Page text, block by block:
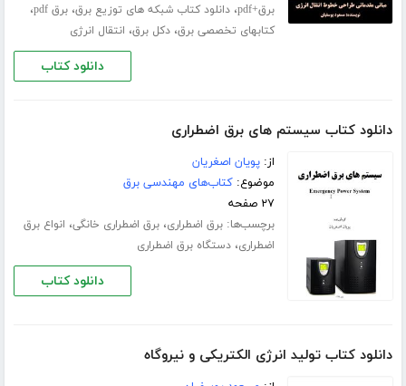
برق+pdf
،دانلود کتاب شبکه های توزیع برق،برق pdf ،
کتابهای تخصصی برق،دکل برق، انتقال انرژی
دانلود کتاب
دانلود کتاب سیستم های برق اضطراری
از:پویان اصغریان
موضوع:کتاب‌های مهندسی برق
۲۷ صفحه
برچسب‌ها:برق اضطراری،برق اضطراری خانگی، انواع برق
اضطراری،دستگاه برق اضطراری
دانلود کتاب
دانلود کتاب تولید انرژی الکتریکی و نیروگاه